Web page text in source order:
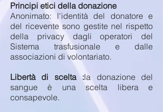
Principi etici della donazione
Anonimato: l'identità del donatore e
del ricevente sono gestite nel rispetto
della privacy dagli operatori del
Sistema trasfusionale e dalle
associazioni di volontariato.
Libertà di scelta :la donazione del
sangue è una scelta libera e
consapevole.